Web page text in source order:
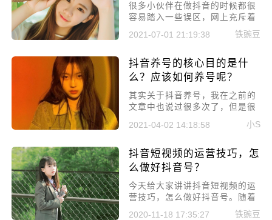
很多小伙伴在做抖音的时候都很
容易踏入一些误区，网上充斥着
大量的养号教程，但是实际上有
用的却不是那么多，今天小编就
视频创作者的常见误区!
2021-07-01 21:19:38 铁豌豆
抖音养号的核心目的是什
么？应该如何养号呢？
​其实关于抖音养号，我在之前的
文章中也说过很多次了，但是很
多人确实没有重视养号的问题，
今天就来讲讲抖音养号的核心目
让大家对养号这个步骤重视起
来。
2021-04-02 14:18:58 小S
抖音短视频的运营技巧，怎
么做好抖音号？
今天给大家讲讲抖音短视频的运
营技巧，怎么做好抖音号。随着
短视频行业的不断发展，有许许
2020-11-18 17:35:27 铁豌豆